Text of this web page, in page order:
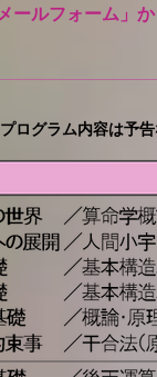
ールフォーム」
プログラム内容は予